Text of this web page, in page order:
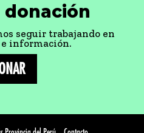
donación
seguir trabajando en
información.